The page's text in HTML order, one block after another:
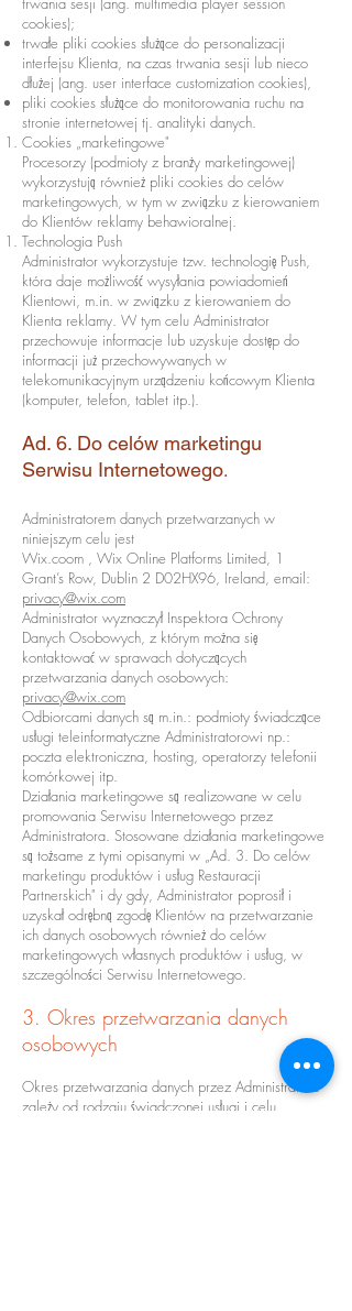
cookies);
trwałe pliki cookies służące do personalizacji
interfejsu Klienta, na czas trwania sesji lub nieco
dłużej (ang. user interface customization cookies),
pliki cookies służące do monitorowania ruchu na
stronie internetowej tj. analityki danych.
Cookies „marketingowe"
Procesorzy (podmioty z branży marketingowej)
wykorzystują również pliki cookies do celów
marketingowych, w tym w związku z kierowaniem
do Klientów reklamy behawioralnej.
Technologia Push
Administrator wykorzystuje tzw. technologię Push,
która daje możliwość wysyłania powiadomień
Klientowi, m.in. w związku z kierowaniem do
Klienta reklamy. W tym celu Administrator
przechowuje informacje lub uzyskuje dostęp do
informacji już przechowywanych w
telekomunikacyjnym urządzeniu końcowym Klienta
(komputer, telefon, tablet itp.).
Ad. 6. Do celów marketingu
Serwisu Internetowego.
Administratorem danych przetwarzanych w
niniejszym celu jest
Wix.coom , Wix Online Platforms Limited, 1
Grant’s Row, Dublin 2 D02HX96, Ireland, email:
privacy@wix.com
Administrator wyznaczył Inspektora Ochrony
Danych Osobowych, z którym można się
kontaktować w sprawach dotyczących
przetwarzania danych osobowych:
privacy@wix.com
Odbiorcami danych są m.in.: podmioty świadczące
usługi teleinformatyczne Administratorowi np.:
poczta elektroniczna, hosting, operatorzy telefonii
komórkowej itp.
Działania marketingowe są realizowane w celu
promowania Serwisu Internetowego przez
Administratora. Stosowane działania marketingowe
są tożsame z tymi opisanymi w „Ad. 3. Do celów
marketingu produktów i usług Restauracji
Partnerskich" i dy gdy, Administrator poprosił i
uzyskał odrębną zgodę Klientów na przetwarzanie
ich danych osobowych również do celów
marketingowych własnych produktów i usług, w
szczególności Serwisu Internetowego.
3. Okres przetwarzania danych
osobowych
Okres przetwarzania danych przez Administratora
zależy od rodzaju świadczonej usługi i celu